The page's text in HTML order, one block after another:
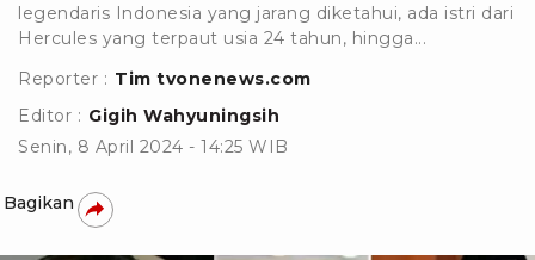
legendaris Indonesia yang jarang diketahui, ada istri dari
Hercules yang terpaut usia 24 tahun, hingga...
Reporter : Tim tvonenews.com
Editor : Gigih Wahyuningsih
Senin, 8 April 2024 - 14:25 WIB
Bagikan